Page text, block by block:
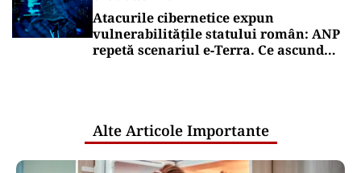
Atacurile cibernetice expun
vulnerabilitățile statului român: ANP
repetă scenariul e‑Terra. Ce ascund
Alte Articole Importante